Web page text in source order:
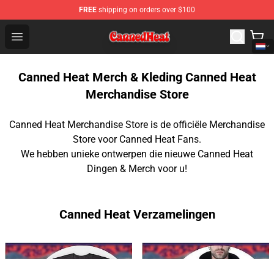
FREE shipping on orders over $100
Open menu
Canned Heat Store - Official Canned Heat Merchandise
Canned Heat Merch & Kleding Canned Heat
Merchandise Store
Canned Heat Merchandise Store is de officiële Merchandise
Store voor Canned Heat Fans.
We hebben unieke ontwerpen die nieuwe Canned Heat
Dingen & Merch voor u!
Canned Heat Verzamelingen